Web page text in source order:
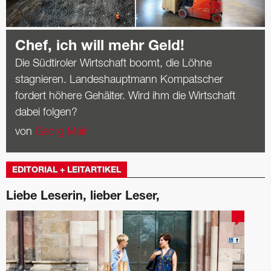
Chef, ich will mehr Geld!
Die Südtiroler Wirtschaft boomt, die Löhne
stagnieren. Landeshauptmann Kompatscher
fordert höhere Gehälter. Wird ihm die ­Wirtschaft
dabei folgen?
von Georg Mair
EDITORIAL + LEITARTIKEL
Liebe Leserin, lieber Leser,